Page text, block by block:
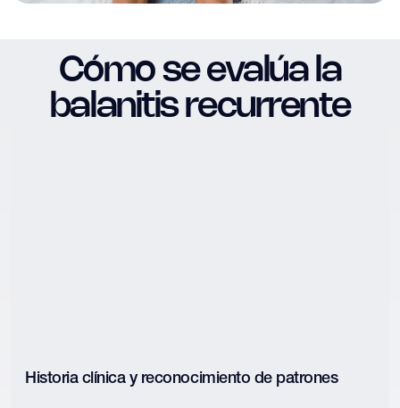
Cómo se evalúa la
balanitis recurrente
Historia clínica y reconocimiento de patrones